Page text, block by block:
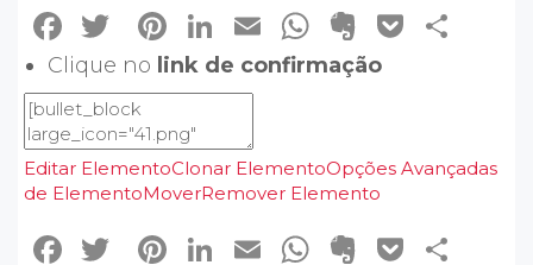
Facebook
Twitter
Pinterest
LinkedIn
EmailWhatsApp
Evernote
Clique no link de confirmação
Editar ElementoClonar ElementoOpções Avançadas
de ElementoMoverRemover Elemento
Facebook
Twitter
Pinterest
LinkedIn
EmailWhatsApp
Evernote